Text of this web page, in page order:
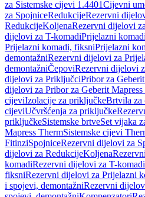
za Sistemske cijevi 1.4401Cijevni
za SpojniceRedukcijeRezervni
RedukcijeKoljenaRezervni dijelovi
dijelovi za T-komadiPrijelazni
Prijelazni komadi, fiksniPrijelazni
demontažniRezervni dijelovi za
demontažniČepoviRezervni dijelovi
dijelovi za PriključciPribor za
dijelovi za Pribor za Geberit
cijeviIzolacije za priključkeBrtvila za
cijeviUčvršćenja za priključke
priključkeSistemske brtveSet vijaka
Mapress ThermSistemske cijevi
FitinziSpojniceRezervni dijelovi za
dijelovi za RedukcijeKoljena
komadiRezervni dijelovi za T-komadi
fiksniRezervni dijelovi za Prijelazni
i spojevi, demontažniRezervni